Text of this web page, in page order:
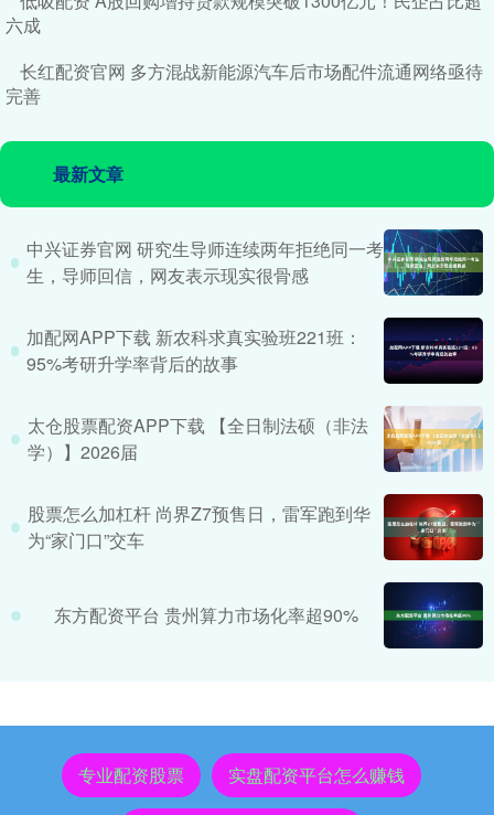
六成
长红配资官网 多方混战新能源汽车后市场配件流通网络亟待
完善
最新文章
中兴证券官网 研究生导师连续两年拒绝同一考
生，导师回信，网友表示现实很骨感
加配网APP下载 新农科求真实验班221班：
95%考研升学率背后的故事
太仓股票配资APP下载 【全日制法硕（非法
学）】2026届
股票怎么加杠杆 尚界Z7预售日，雷军跑到华
为“家门口”交车
东方配资平台 贵州算力市场化率超90%
专业配资股票 实盘配资平台怎么赚钱